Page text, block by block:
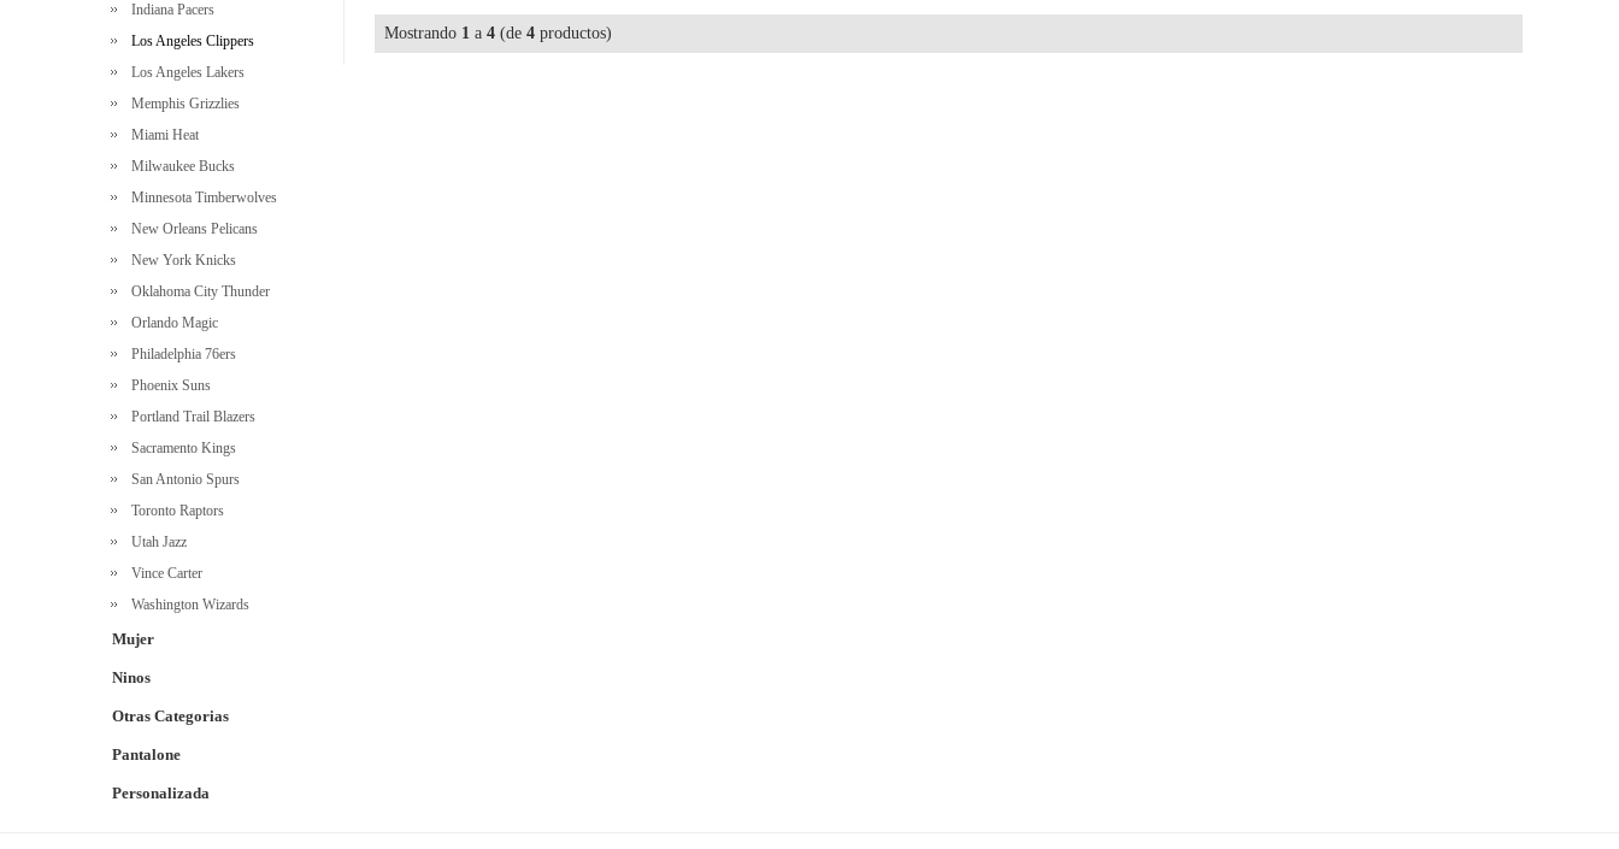
Indiana Pacers
Los Angeles Clippers
Los Angeles Lakers
Memphis Grizzlies
Miami Heat
Milwaukee Bucks
Minnesota Timberwolves
New Orleans Pelicans
New York Knicks
Oklahoma City Thunder
Orlando Magic
Philadelphia 76ers
Phoenix Suns
Portland Trail Blazers
Sacramento Kings
San Antonio Spurs
Toronto Raptors
Utah Jazz
Vince Carter
Washington Wizards
Mujer
Ninos
Otras Categorias
Pantalone
Personalizada
Mostrando 1 a 4 (de 4 productos)